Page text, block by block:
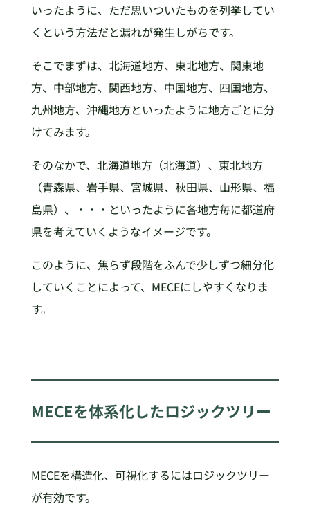
いったように、ただ思いついたものを列挙してい
くという方法だと漏れが発生しがちです。
そこでまずは、北海道地方、東北地方、関東地
方、中部地方、関西地方、中国地方、四国地方、
九州地方、沖縄地方といったように地方ごとに分
けてみます。
そのなかで、北海道地方（北海道）、東北地方
（青森県、岩手県、宮城県、秋田県、山形県、福
島県）、・・・といったように各地方毎に都道府
県を考えていくようなイメージです。
このように、焦らず段階をふんで少しずつ細分化
していくことによって、MECEにしやすくなりま
す。
MECEを体系化したロジックツリー
MECEを構造化、可視化するにはロジックツリー
が有効です。